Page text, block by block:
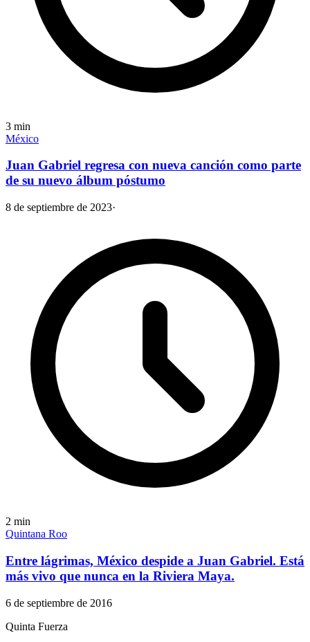
3 min
México
Juan Gabriel regresa con nueva canción como parte
de su nuevo álbum póstumo
8 de septiembre de 2023·
2 min
Quintana Roo
Entre lágrimas, México despide a Juan Gabriel. Está
más vivo que nunca en la Riviera Maya.
6 de septiembre de 2016
Quinta Fuerza